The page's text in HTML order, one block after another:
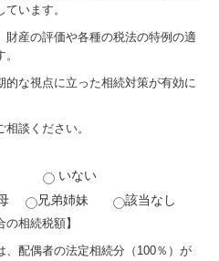
います。
財産の評価や各種の税法の特例の適
的な視点に立った相続対策が有効に
談ください。
いない
兄弟姉妹 該当なし
相続税額】
配偶者の法定相続分（100％）が